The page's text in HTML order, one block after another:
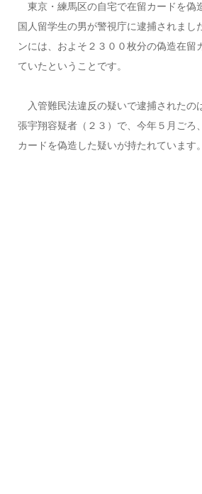
東京・練馬区の自宅で在留カードを偽
国人留学生の男が警視庁に逮捕されまし
ンには、およそ２３００枚分の偽造在留
ていたということです。
入管難民法違反の疑いで逮捕されたの
張宇翔容疑者（２３）で、今年５月ごろ
カードを偽造した疑いが持たれています。